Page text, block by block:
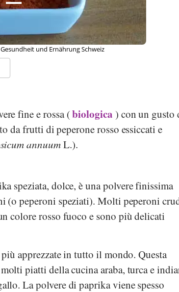
und Ernährung Schweiz
fine e rossa (biologica ) con un gusto
da frutti di peperone rosso essiccati e
annuumL.).
speziata, dolce, è una polvere finissima
(o peperoni speziati). Molti peperoni
colore rosso fuoco e sono più delicati
apprezzate in tutto il mondo. Questa
piatti della cucina araba, turca e
La polvere di paprika viene spesso